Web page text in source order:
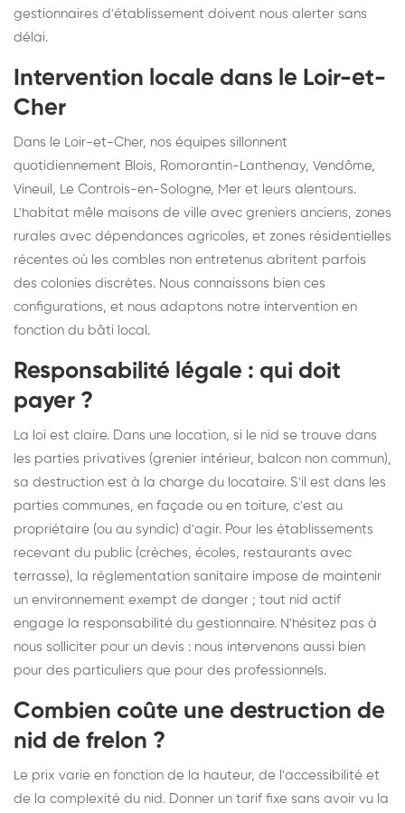
gestionnaires d'établissement doivent nous alerter sans
délai.
Intervention locale dans le Loir-et-
Cher
Dans le Loir-et-Cher, nos équipes sillonnent
quotidiennement Blois, Romorantin-Lanthenay, Vendôme,
Vineuil, Le Controis-en-Sologne, Mer et leurs alentours.
L'habitat mêle maisons de ville avec greniers anciens, zones
rurales avec dépendances agricoles, et zones résidentielles
récentes où les combles non entretenus abritent parfois
des colonies discrètes. Nous connaissons bien ces
configurations, et nous adaptons notre intervention en
fonction du bâti local.
Responsabilité légale : qui doit
payer ?
La loi est claire. Dans une location, si le nid se trouve dans
les parties privatives (grenier intérieur, balcon non commun),
sa destruction est à la charge du locataire. S'il est dans les
parties communes, en façade ou en toiture, c'est au
propriétaire (ou au syndic) d'agir. Pour les établissements
recevant du public (crèches, écoles, restaurants avec
terrasse), la réglementation sanitaire impose de maintenir
un environnement exempt de danger ; tout nid actif
engage la responsabilité du gestionnaire. N'hésitez pas à
nous solliciter pour un devis : nous intervenons aussi bien
pour des particuliers que pour des professionnels.
Combien coûte une destruction de
nid de frelon ?
Le prix varie en fonction de la hauteur, de l'accessibilité et
de la complexité du nid. Donner un tarif fixe sans avoir vu la